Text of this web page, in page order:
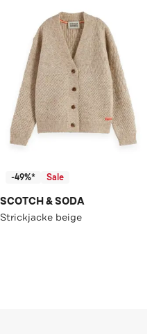
-49%* Sale
SCOTCH & SODA
Strickjacke beige